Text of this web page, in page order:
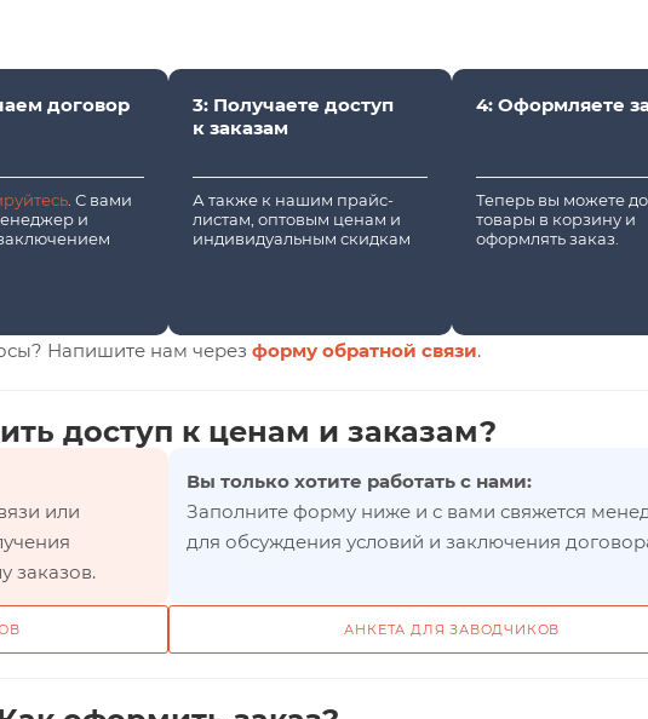
договор
. С вами
и
3: Получаете доступ
к заказам
А также к нашим прайс-
листам, оптовым ценам и
индивидуальным скидкам
4: Оформляете
Теперь вы можете
товары в корзину и
оформлять заказ.
Напишите нам через форму обратной связи.
доступ к ценам и заказам?
или
заказов.
Вы только хотите работать с нами:
Заполните форму ниже и с вами свяжется
для обсуждения условий и заключения
АНКЕТА ДЛЯ ЗАВОДЧИКОВ